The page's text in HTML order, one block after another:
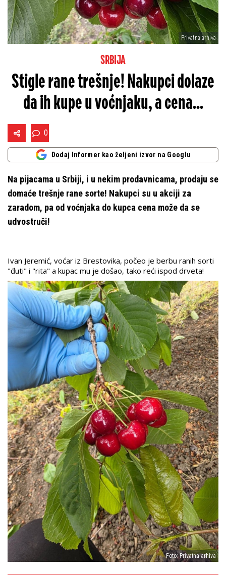
Privatna arhiva
SRBIJA
Stigle rane trešnje! Nakupci dolaze
da ih kupe u voćnjaku, a cena...
0
Dodaj Informer kao željeni izvor na Googlu
Na pijacama u Srbiji, i u nekim prodavnicama, prodaju se
domaće trešnje rane sorte! Nakupci su u akciji za
zaradom, pa od voćnjaka do kupca cena može da se
udvostruči!
Ivan Jeremić, voćar iz Brestovika, počeo je berbu ranih sorti
"đuti" i "rita" a kupac mu je došao, tako reći ispod drveta!
Foto: Privatna arhiva